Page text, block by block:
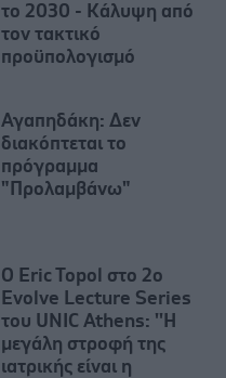
το 2030 - Κάλυψη από
τον τακτικό
προϋπολογισμό
Αγαπηδάκη: Δεν
διακόπτεται το
πρόγραμμα
"Προλαμβάνω"
Ο Eric Topol στο 2ο
Evolve Lecture Series
του UNIC Athens: ''Η
μεγάλη στροφή της
ιατρικής είναι η